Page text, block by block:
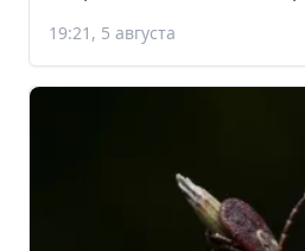
19:21, 5 августа